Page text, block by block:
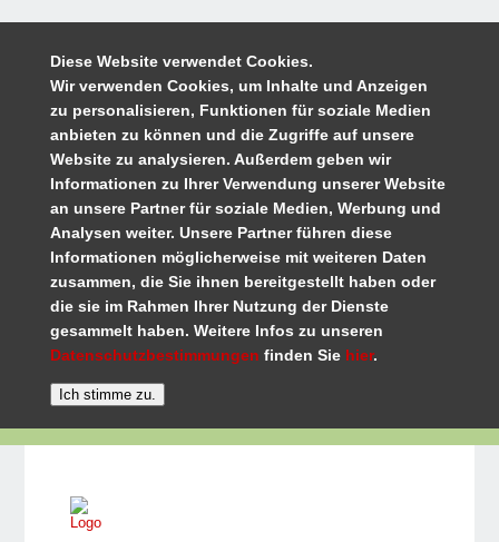
Diese Website verwendet Cookies.
Wir verwenden Cookies, um Inhalte und Anzeigen
zu personalisieren, Funktionen für soziale Medien
anbieten zu können und die Zugriffe auf unsere
Website zu analysieren. Außerdem geben wir
Informationen zu Ihrer Verwendung unserer Website
an unsere Partner für soziale Medien, Werbung und
Analysen weiter. Unsere Partner führen diese
Informationen möglicherweise mit weiteren Daten
zusammen, die Sie ihnen bereitgestellt haben oder
die sie im Rahmen Ihrer Nutzung der Dienste
gesammelt haben. Weitere Infos zu unseren
Datenschutzbestimmungen finden Sie hier.